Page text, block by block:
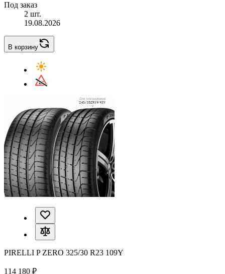
Под заказ
2 шт.
19.08.2026
В корзину
PIRELLI P ZERO 325/30 R23 109Y
114 180 ₽